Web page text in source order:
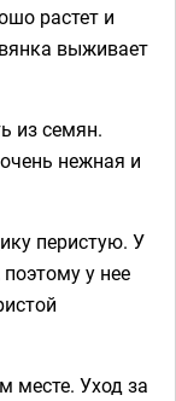
растет и
выживает
из семян.
нежная и
перистую. У
у нее
месте. Уход за